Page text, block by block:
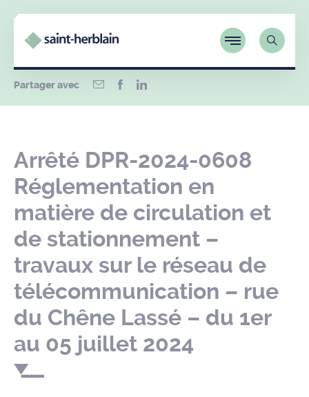
Partager avec
Arrêté DPR-2024-0608
Réglementation en
matière de circulation et
de stationnement –
travaux sur le réseau de
télécommunication – rue
du Chêne Lassé – du 1er
au 05 juillet 2024